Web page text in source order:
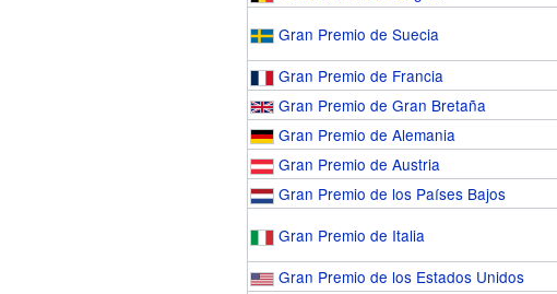
Gran Premio de Suecia
Gran Premio de Francia
Gran Premio de Gran Bretaña
Gran Premio de Alemania
Gran Premio de Austria
Gran Premio de los Países Bajos
Gran Premio de Italia
Gran Premio de los Estados Unidos